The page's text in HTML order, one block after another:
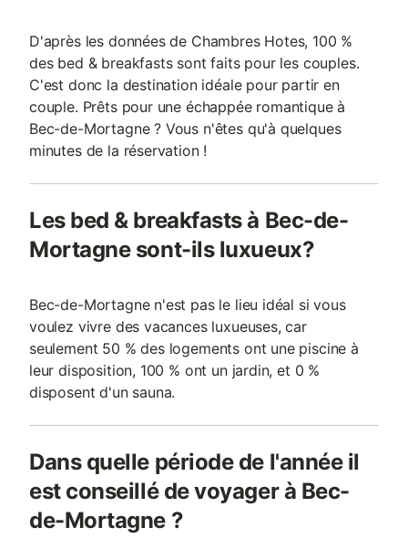
D'après les données de Chambres Hotes, 100 %
des bed & breakfasts sont faits pour les couples.
C'est donc la destination idéale pour partir en
couple. Prêts pour une échappée romantique à
Bec-de-Mortagne ? Vous n'êtes qu'à quelques
minutes de la réservation !
Les bed & breakfasts à Bec-de-
Mortagne sont-ils luxueux?
Bec-de-Mortagne n'est pas le lieu idéal si vous
voulez vivre des vacances luxueuses, car
seulement 50 % des logements ont une piscine à
leur disposition, 100 % ont un jardin, et 0 %
disposent d'un sauna.
Dans quelle période de l'année il
est conseillé de voyager à Bec-
de-Mortagne ?